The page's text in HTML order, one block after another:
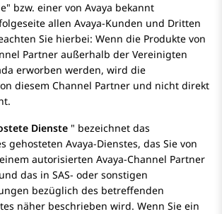
bzw. einer von Avaya bekannt
allen Avaya-Kunden und Dritten
Sie hierbei: Wenn die Produkte von
Partner außerhalb der Vereinigten
erworben werden, wird die
diesem Channel Partner und nicht direkt
Dienste
bezeichnet das
gehosteten Avaya-Dienstes, das Sie von
autorisierten Avaya-Channel Partner
das in SAS- oder sonstigen
bezüglich des betreffenden
näher beschrieben wird. Wenn Sie ein